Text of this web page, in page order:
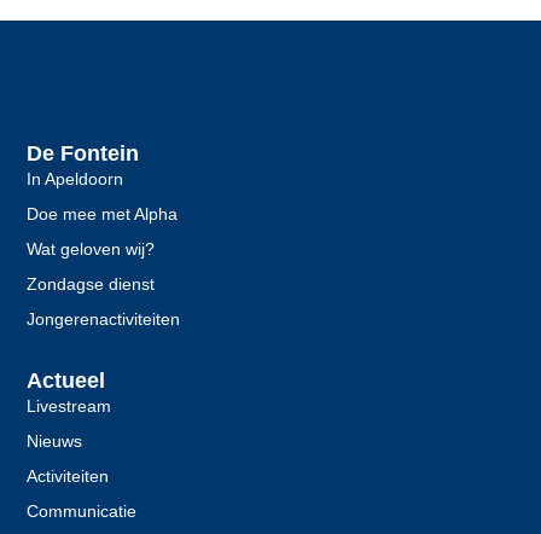
De Fontein
In Apeldoorn
Doe mee met Alpha
Wat geloven wij?
Zondagse dienst
Jongerenactiviteiten
Actueel
Livestream
Nieuws
Activiteiten
Communicatie